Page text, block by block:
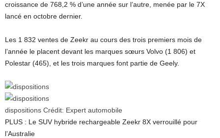
croissance de 768,2 % d’une année sur l’autre, menée par le 7X
lancé en octobre dernier.
Les 1 832 ventes de Zeekr au cours des trois premiers mois de
l’année le placent devant les marques sœurs Volvo (1 806) et
Polestar (465), et les trois marques font partie de Geely.
dispositions Crédit: Expert automobile
PLUS : Le SUV hybride rechargeable Zeekr 8X verrouillé pour
l’Australie